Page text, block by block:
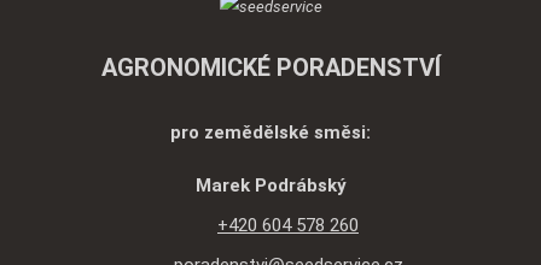
AGRONOMICKÉ PORADENSTVÍ
pro zemědělské směsi:
Marek Podrábský
+420 604 578 260